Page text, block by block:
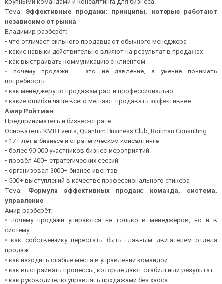
крупными командами и консалтинга для бизнеса.
Тема:Эффективные продажи: принципы, которые работают
независимо от рынка
Владимир разберёт:
• что отличает сильного продавца от обычного менеджера
• какие навыки действительно влияют на результат в продажах
• как выстраивать коммуникацию с клиентом
• почему продажи — это не давление, а умение понимать
потребность
• как менеджеру по продажам расти профессионально
• какие ошибки чаще всего мешают продавать эффективнее
Амир Ройтман
Предприниматель и бизнес-стратег.
Основатель KMB Events, Quantum Business Club, Roitman Consulting.
• 17+ лет в бизнесе и стратегическом консалтинге
• более 90 000 участников бизнес-мероприятий
• провёл 400+ стратегических сессий
• организовал 3000+ бизнес-ивентов
• 500+ выступлений в качестве профессионального спикера
Тема: Формула эффективных продаж: команда, система,
управление
Амир разберёт:
• почему продажи упираются не только в менеджеров, но и в
систему
• как собственнику перестать быть главным двигателем отдела
продаж
• как находить слабые места в управлении командой
• как выстраивать процессы, которые дают стабильный результат
• как руководителю управлять продажами без хаоса